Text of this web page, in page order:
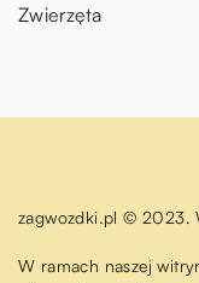
Zwierzęta
zagwozdki.pl © 2023.
W ramach naszej